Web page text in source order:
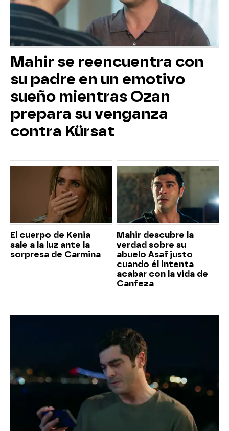
Mahir se reencuentra con
su padre en un emotivo
sueño mientras Ozan
prepara su venganza
contra Kürsat
El cuerpo de Kenia
sale a la luz ante la
sorpresa de Carmina
Mahir descubre la
verdad sobre su
abuelo Asaf justo
cuando él intenta
acabar con la vida de
Canfeza